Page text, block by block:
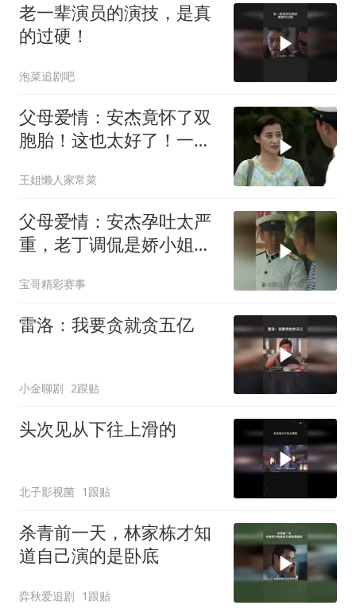
老一辈演员的演技，是真
的过硬！
泡菜追剧吧
父母爱情：安杰竟怀了双
胞胎！这也太好了！一下
王姐懒人家常菜
父母爱情：安杰孕吐太严
重，老丁调侃是娇小姐，
宝哥精彩赛事
雷洛：我要贪就贪五亿
小金聊剧 2跟贴
头次见从下往上滑的
北子影视菌 1跟贴
杀青前一天，林家栋才知
道自己演的是卧底
弈秋爱追剧 1跟贴